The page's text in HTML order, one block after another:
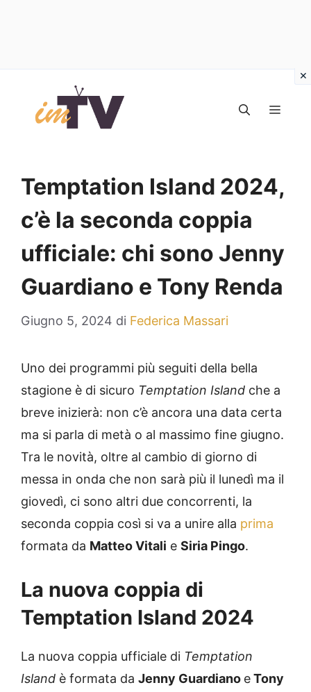
contenuto
Temptation Island 2024,
c’è la seconda coppia
ufficiale: chi sono Jenny
Guardiano e Tony Renda
Giugno 5, 2024 di Federica Massari
Uno dei programmi più seguiti della bella
stagione è di sicuro Temptation Island che a
breve inizierà: non c’è ancora una data certa
ma si parla di metà o al massimo fine giugno.
Tra le novità, oltre al cambio di giorno di
messa in onda che non sarà più il lunedì ma il
giovedì, ci sono altri due concorrenti, la
seconda coppia così si va a unire alla prima
formata da Matteo Vitali e Siria Pingo.
La nuova coppia di
Temptation Island 2024
La nuova coppia ufficiale di Temptation
Island è formata da Jenny Guardiano eTony